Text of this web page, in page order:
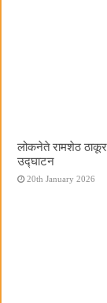
लोकनेते रामशेठ
उद्घाटन
20th January 2026